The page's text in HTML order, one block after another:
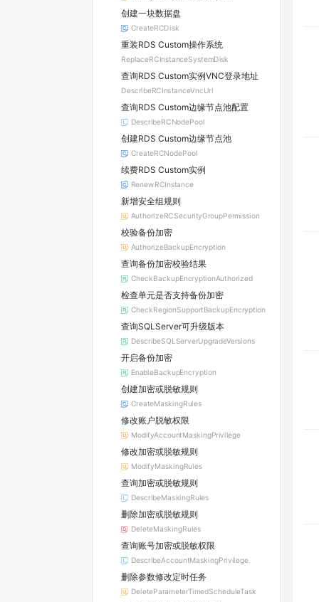
创建一块数据盘
CreateRCDisk
重装RDS Custom操作系统
ReplaceRCInstanceSystemDisk
查询RDS Custom实例VNC登录地址
DescribeRCInstanceVncUrl
查询RDS Custom边缘节点池配置
DescribeRCNodePool
创建RDS Custom边缘节点池
CreateRCNodePool
续费RDS Custom实例
RenewRCInstance
新增安全组规则
AuthorizeRCSecurityGroupPermission
校验备份加密
AuthorizeBackupEncryption
查询备份加密校验结果
CheckBackupEncryptionAuthorized
检查单元是否支持备份加密
CheckRegionSupportBackupEncryption
查询SQLServer可升级版本
DescribeSQLServerUpgradeVersions
开启备份加密
EnableBackupEncryption
创建加密或脱敏规则
CreateMaskingRules
修改账户脱敏权限
ModifyAccountMaskingPrivilege
修改加密或脱敏规则
ModifyMaskingRules
查询加密或脱敏规则
DescribeMaskingRules
删除加密或脱敏规则
DeleteMaskingRules
查询账号加密或脱敏权限
DescribeAccountMaskingPrivilege
删除参数修改定时任务
DeleteParameterTimedScheduleTask